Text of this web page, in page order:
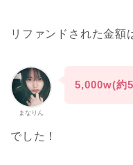
リファンドされた金額
まなりん
5,000w(約
でした！